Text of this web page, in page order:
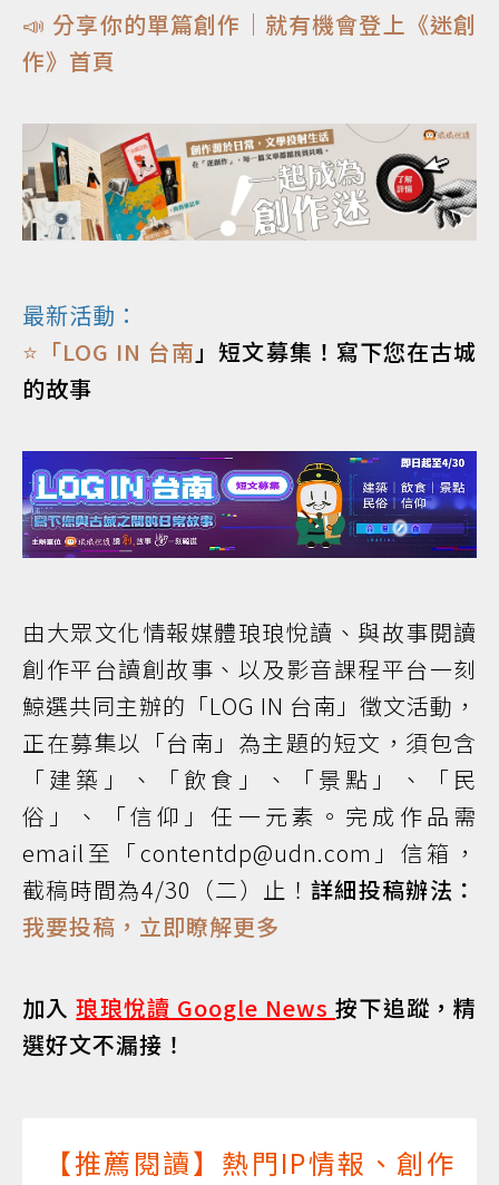
📣 分享你的單篇創作｜就有機會登上《迷創
作》首頁
最新活動：
⭐「LOG IN 台南 」短文募集！寫下您在古城
的故事
由大眾文化情報媒體琅琅悅讀、與故事閱讀
創作平台讀創故事、以及影音課程平台一刻
鯨選共同主辦的「LOG IN 台南」徵文活動，
正在募集以「台南」為主題的短文，須包含
「建築」、「飲食」、「景點」、「民
俗」、「信仰」任一元素。完成作品需
email至「contentdp@udn.com」信箱，
截稿時間為4/30（二）止！ 詳細投稿辦法：
我要投稿，立即瞭解更多
加入琅琅悅讀 Google News按下追蹤，精
選好文不漏接！
【推薦閱讀】熱門IP情報、創作